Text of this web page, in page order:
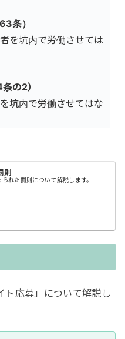
63条）
を坑内で労働させては
条の2）
坑内で労働させてはな
則
れた罰則について解説します。
ト応募」について解説し